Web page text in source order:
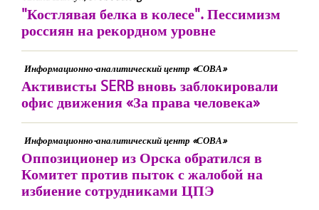
"Костлявая белка в колесе". Пессимизм
россиян на рекордном уровне
Информационно-аналитический центр «СОВА»
Активисты SERB вновь заблокировали
офис движения «За права человека»
Информационно-аналитический центр «СОВА»
Оппозиционер из Орска обратился в
Комитет против пыток с жалобой на
избиение сотрудниками ЦПЭ